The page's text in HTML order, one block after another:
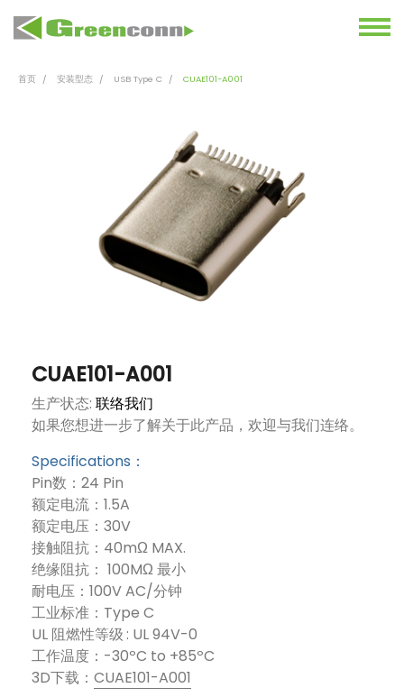
首页 安装型态 USB Type C CUAE101-A001
CUAE101-A001
生产状态: 联络我们
如果您想进一步了解关于此产品，欢迎与我们连络。
Specifications：
Pin数：24 Pin
额定电流：1.5A
额定电压：30V
接触阻抗：40mΩ MAX.
绝缘阻抗： 100MΩ 最小
耐电压：100V AC/分钟
工业标准：Type C
UL 阻燃性等级 : UL 94V-0
工作温度：-30ºC to +85ºC
3D下载： CUAE101-A001